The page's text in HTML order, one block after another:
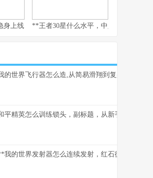
身上线，一个资深玩家的战略视野与心灵独白
**王者30星什么水平，中坚力量的荣耀
的世界飞行器怎么造,从简易滑翔到复杂引擎
平精英怎么训练锁头，副标题，从新手到高手的
我的世界发射器怎么连续发射，红石循环的奥妙